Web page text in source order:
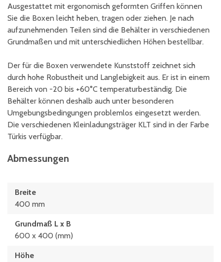
Ausgestattet mit ergonomisch geformten Griffen können
Sie die Boxen leicht heben, tragen oder ziehen. Je nach
aufzunehmenden Teilen sind die Behälter in verschiedenen
Grundmaßen und mit unterschiedlichen Höhen bestellbar.
Der für die Boxen verwendete Kunststoff zeichnet sich
durch hohe Robustheit und Langlebigkeit aus. Er ist in einem
Bereich von -20 bis +60°C temperaturbeständig. Die
Behälter können deshalb auch unter besonderen
Umgebungsbedingungen problemlos eingesetzt werden.
Die verschiedenen Kleinladungsträger KLT sind in der Farbe
Türkis verfügbar.
Abmessungen
Breite
400 mm
Grundmaß L x B
600 x 400 (mm)
Höhe